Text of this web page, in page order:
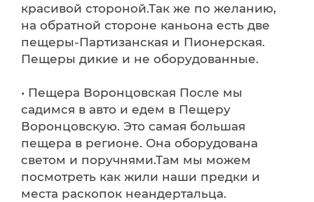
красивой стороной.Так же по желанию,
на обратной стороне каньона есть две
пещеры-Партизанская и Пионерская.
Пещеры дикие и не оборудованные.
• Пещера Воронцовская После мы
садимся в авто и едем в Пещеру
Воронцовскую. Это самая большая
пещера в регионе. Она оборудована
светом и поручнями.Там мы можем
посмотреть как жили наши предки и
места раскопок неандертальца.